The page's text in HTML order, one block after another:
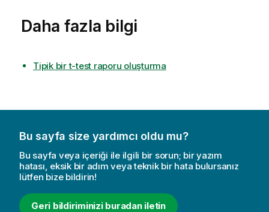
Daha fazla bilgi
Tipik bir t-test raporu oluşturma
Bu sayfa size yardımcı oldu mu?
Bu sayfa veya içeriği ile ilgili bir sorun; bir yazım
hatası, eksik bir adım veya teknik bir hata bulursanız
lütfen bize bildirin!
Geri bildiriminizi buradan iletin